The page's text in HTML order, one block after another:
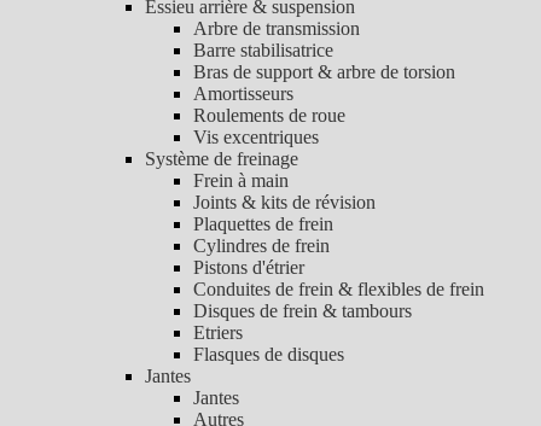
Essieu arrière & suspension
Arbre de transmission
Barre stabilisatrice
Bras de support & arbre de torsion
Amortisseurs
Roulements de roue
Vis excentriques
Système de freinage
Frein à main
Joints & kits de révision
Plaquettes de frein
Cylindres de frein
Pistons d'étrier
Conduites de frein & flexibles de frein
Disques de frein & tambours
Etriers
Flasques de disques
Jantes
Jantes
Autres